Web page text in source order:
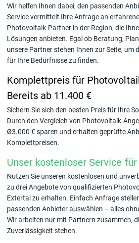
Wir helfen Ihnen dabei, den passenden
Service vermittelt Ihre Anfrage an
Photovoltaik-Partner in der Region, die
Lösungen anbieten. Egal ob Beratung,
unsere Partner stehen Ihnen zur Seite, um
für Ihre Bedürfnisse zu finden.
Komplettpreis für
Bereits ab 11.400 €
Sichern Sie sich den besten Preis für Ihre
Durch den Vergleich von Photovoltaik-
Ø3.000 € sparen und erhalten geprüfte
Komplettpreisen.
Unser kostenloser Service
Nutzen Sie unseren kostenlosen und
zu drei Angebote von qualifizierten
Extertal zu erhalten. Einfach Anfrage
passenden Anbieter auswählen – alles
Wir arbeiten nur mit Partnern zusammen,
Zuverlässigkeit stehen.